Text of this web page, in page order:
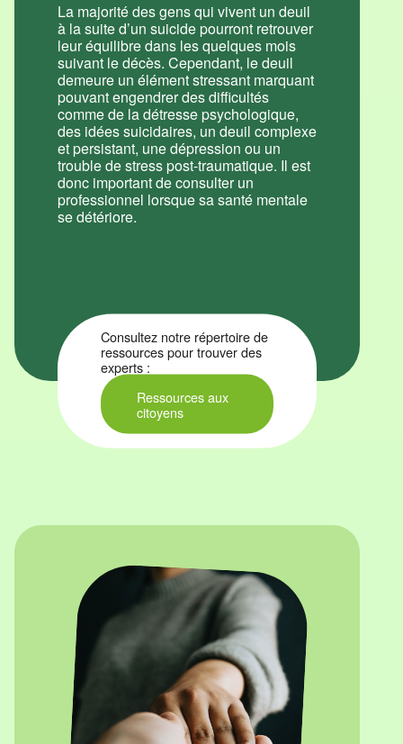
La majorité des gens qui vivent un deuil
à la suite d’un suicide pourront retrouver
leur équilibre dans les quelques mois
suivant le décès. Cependant, le deuil
demeure un élément stressant marquant
pouvant engendrer des difficultés
comme de la détresse psychologique,
des idées suicidaires, un deuil complexe
et persistant, une dépression ou un
trouble de stress post-traumatique. Il est
donc important de consulter un
professionnel lorsque sa santé mentale
se détériore.
Consultez notre répertoire de
ressources pour trouver des
experts :
Ressources aux
citoyens